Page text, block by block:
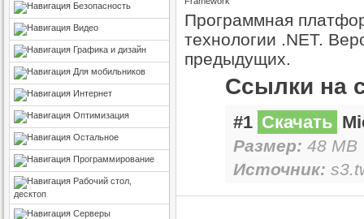
Безопасность
Видео
Графика и дизайн
Для мобильников
Интернет
Оптимизация
Остальное
Программирование
Рабочий стол,
десктоп
Серверы
Программная
технологии .NET.
предыдущих.
Ссылки на
#1 Скачать
Размер: 48
Источник: